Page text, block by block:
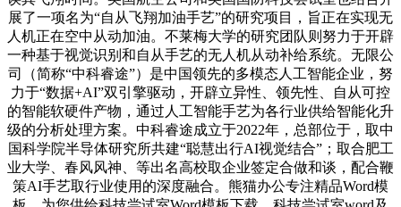
展了一项名为“自从飞翔加油手艺”的研究项目，旨正在实现无
人机正在空中从动加油。不莱梅大学的研究团队则努力于开辟
一种基于视觉识别和自从手艺的无人机从动补给系统。无限公
司（简称“中科睿途”）是中国领先的多模态人工智能企业，努
力于“数据+AI”双引擎驱动，开辟立异性、领先性、自从可控
的智能软硬件产物，通过人工智能手艺为各行业供给智能化升
级的分析处理方案。中科睿途成立于2022年，总部位于，取中
国科学院半导体研究所共建“聪慧出行AI视觉结合”；取合肥工
业大学、春风风神、等出名高校取企业签定合做和谈，配合鞭
策AI手艺取行业使用的深度融合。熊猫办公专注精品Word模